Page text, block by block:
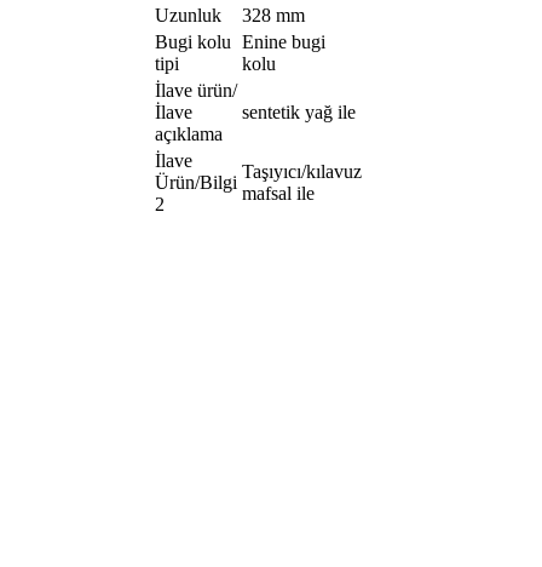
Uzunluk
328 mm
Bugi kolu
tipi
Enine bugi
kolu
İlave ürün/
İlave
açıklama
sentetik yağ ile
İlave
Ürün/Bilgi
2
Taşıyıcı/kılavuz
mafsal ile